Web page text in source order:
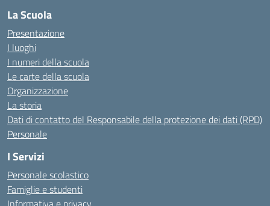
La Scuola
Presentazione
I luoghi
I numeri della scuola
Le carte della scuola
Organizzazione
La storia
Dati di contatto del Responsabile della protezione dei dati (RPD)
Personale
I Servizi
Personale scolastico
Famiglie e studenti